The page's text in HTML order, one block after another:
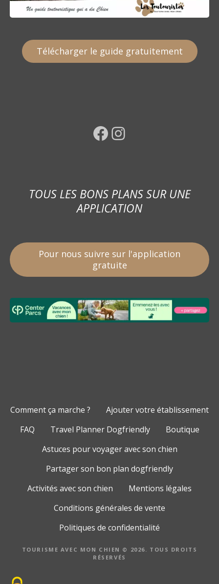
Télécharger le guide gratuitement
Facebook Instagram
TOUS LES BONS PLANS SUR UNE
APPLICATION
Pour nous suivre sur l'application
gratuite
Comment ça marche ?
Ajouter votre établissement
FAQ
Travel Planner Dogfriendly
Boutique
Astuces pour voyager avec son chien
Partager son bon plan dogfriendly
Activités avec son chien
Mentions légales
Conditions générales de vente
Politiques de confidentialité
TOURISME AVEC MON CHIEN © 2026. TOUS DROITS
RÉSERVÉS